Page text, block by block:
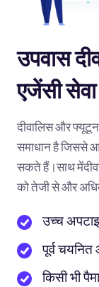
उपवास
एजेंसी सेवा
दीवालिस और
समाधान है जिससे
सकते हैं।साथ
को तेजी से और
उच्च
पूर्व
किसी भी